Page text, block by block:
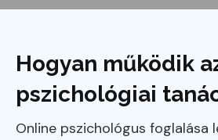
Hogyan működik
pszichológiai
Online pszichológus foglalása